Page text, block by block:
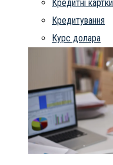
Кредитні картки
Кредитування
Курс долара